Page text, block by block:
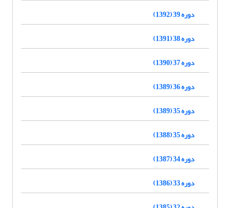
دوره 39 (1392)
دوره 38 (1391)
دوره 37 (1390)
دوره 36 (1389)
دوره 35 (1389)
دوره 35 (1388)
دوره 34 (1387)
دوره 33 (1386)